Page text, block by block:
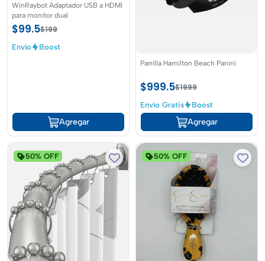
WinRaybot Adaptador USB a HDMI
para monitor dual
$99.5$199
Envío Boost
Agregar
Parrilla Hamilton Beach Panini
$999.5$1999
Envío Gratis Boost
Agregar
50% OFF 50% OFF